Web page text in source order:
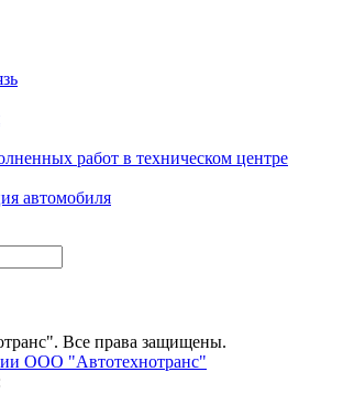
работ в техническом центре
автомобиля
Все права защищены.
ООО "Автотехнотранс"